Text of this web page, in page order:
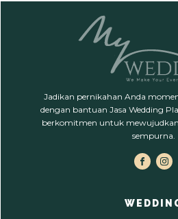
Jadikan pernikahan Anda
dengan bantuan Jasa Wedding
berkomitmen untuk
sempurna.